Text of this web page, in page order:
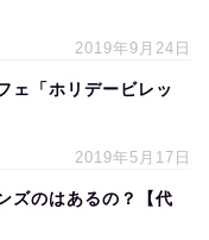
2019年9月24日
ェ「ホリデービレッ
2019年5月17日
ズのはあるの？【代